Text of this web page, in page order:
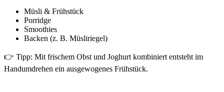
Müsli & Frühstück
Porridge
Smoothies
Backen (z. B. Müsliriegel)
👉 Tipp: Mit frischem Obst und Joghurt kombiniert entsteht im
Handumdrehen ein ausgewogenes Frühstück.